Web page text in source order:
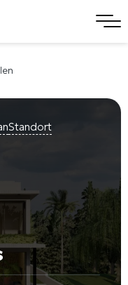
Standort